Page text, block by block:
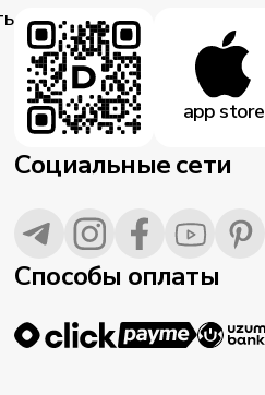
app store
Социальные сети
Способы оплаты